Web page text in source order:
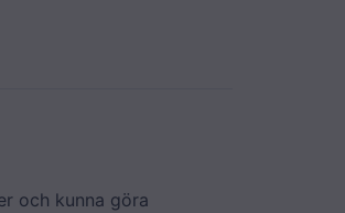
och kunna göra